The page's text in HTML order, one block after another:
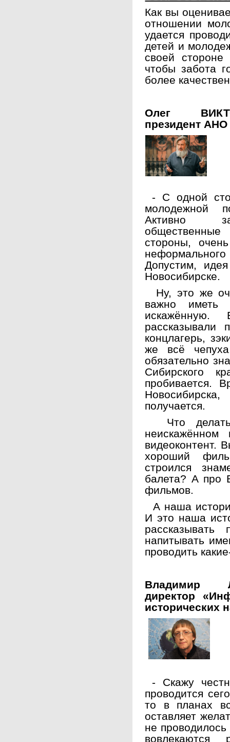
Как вы
отношении
удается
детей и
своей
чтобы забота
более
Олег
президент
- С одной
молодежной
Активно
стороны,
Допустим,
Новосибирске.
Ну, это же
важно иметь
рассказывали
концлагерь,
же всё
обязательно
Сибирского
пробивается.
получается.
Что делать
видеоконтент.
хороший
строился
балета? А про
фильмов.
А наша
И это наша
напитывать
проводить
Владимир
директор
исторических
- Скажу
проводится
то в планах
оставляет
не
вовлекаются